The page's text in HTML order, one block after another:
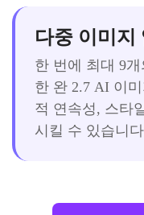
다중 이미지
한 번에 최대 9
한 완 2.7 AI 이
적 연속성, 스타
시킬 수 있습니